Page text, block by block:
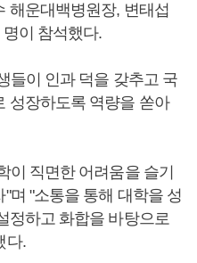
해운대백병원장, 변태섭
이 참석했다.
들이 인과 덕을 갖추고 국
성장하도록 역량을 쏟아
이 직면한 어려움을 슬기
며 "소통을 통해 대학을 성
정하고 화합을 바탕으로
다.